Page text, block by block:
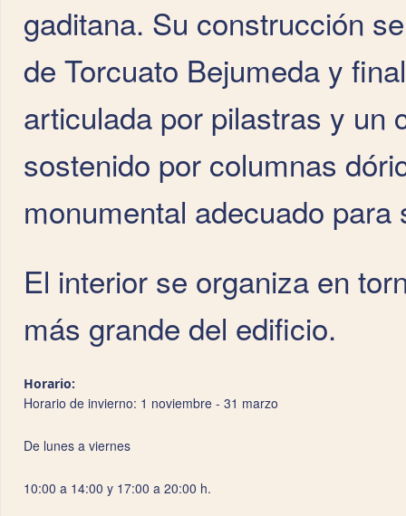
gaditana. Su construcción
de Torcuato Bejumeda y
articulada por pilastras y un
sostenido por columnas
monumental adecuado
El interior se organiza en
más grande del edificio.
Horario:
Horario de invierno: 1 noviembre - 31 marzo
De lunes a viernes
10:00 a 14:00 y 17:00 a 20:00 h.